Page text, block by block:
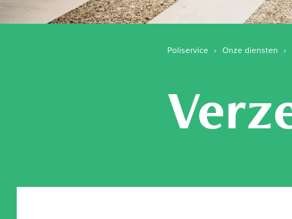
Poliservice › Onze diensten ›